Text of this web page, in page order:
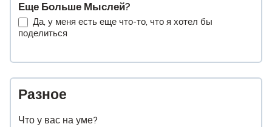
Еще Больше Мыслей?
Да, у меня есть еще что-то, что я хотел бы
поделиться
Разное
Что у вас на уме?